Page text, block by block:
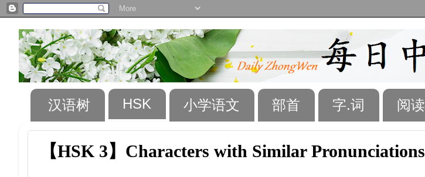
汉语树 HSK 小学语文 部首 字.词 阅读
【HSK 3】Characters with Similar Pronunciations